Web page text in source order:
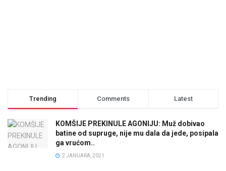
Trending Comments Latest
KOMŠIJE PREKINULE AGONIJU: Muž dobivao
batine od supruge, nije mu dala da jede, posipala
ga vrućom..
2 JANUARA, 2021